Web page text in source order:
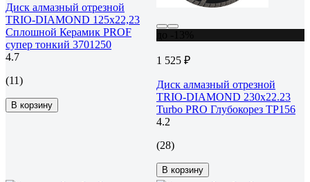
Диск алмазный отрезной
TRIO-DIAMOND 125x22,23
Сплошной Керамик PROF
супер тонкий 3701250
4.7
(11)
В корзину
1 525 ₽
Диск алмазный отрезной
TRIO-DIAMOND 230x22.23
Turbo PRO Глубокорез TP156
4.2
(28)
В корзину